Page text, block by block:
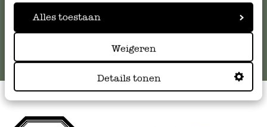
Alles toestaan
Weigeren
Details tonen
Online-Kundenservice